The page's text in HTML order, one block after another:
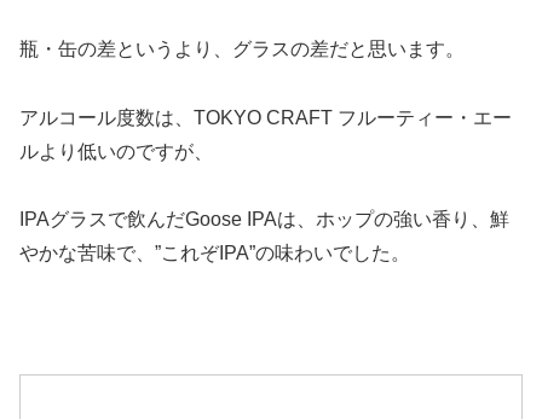
瓶・缶の差というより、グラスの差だと思います。
アルコール度数は、TOKYO CRAFT フルーティー・エー
ルより低いのですが、
IPAグラスで飲んだGoose IPAは、ホップの強い香り、鮮
やかな苦味で、”これぞIPA”の味わいでした。